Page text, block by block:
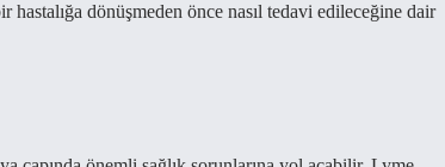
hastalığa dönüşmeden önce nasıl tedavi edileceğine dair